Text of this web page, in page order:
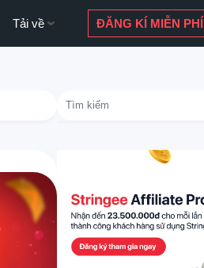
Tải về ĐĂNG KÍ MIỄN PHÍ